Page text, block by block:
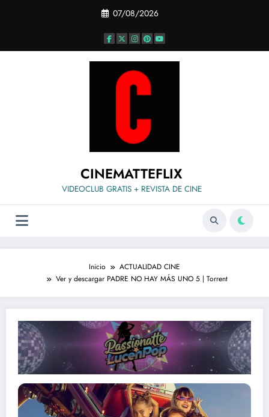
07/08/2026
CINEMATTEFLIX
VIDEOCLUB GRATIS + REVISTA DE CINE
Inicio
ACTUALIDAD CINE
Ver y descargar PADRE NO HAY MÁS UNO 5 | Torrent